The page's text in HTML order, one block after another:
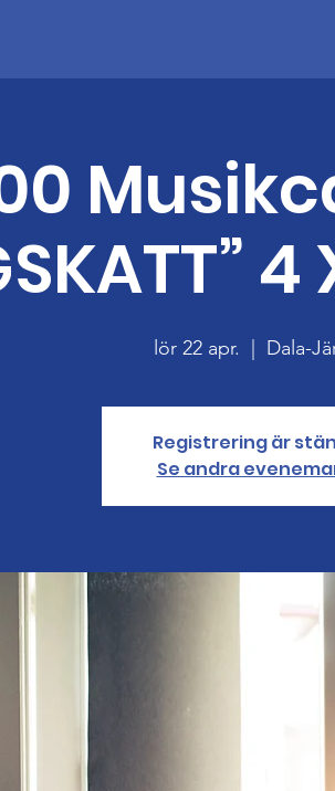
4
lör 22 apr. Dala-
Registrering är
Se andra